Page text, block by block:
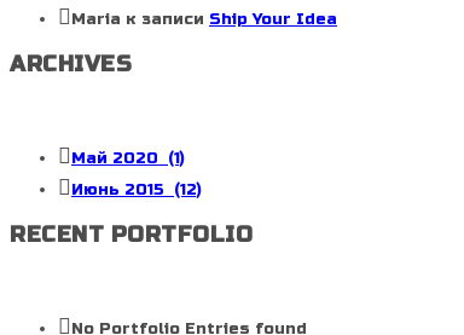
Maria к записи Ship Your Idea
ARCHIVES
Май 2020
(1)
Июнь 2015
(12)
RECENT PORTFOLIO
No Portfolio Entries found